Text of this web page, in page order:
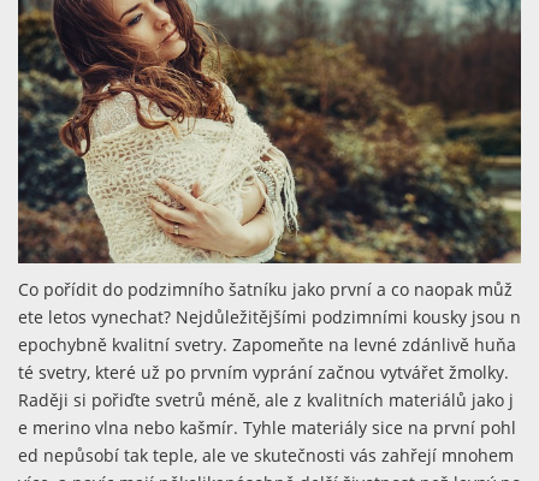
Co pořídit do podzimního šatníku jako první a co naopak můž
ete letos vynechat? Nejdůležitějšími podzimními kousky jsou n
epochybně kvalitní svetry. Zapomeňte na levné zdánlivě huňa
té svetry, které už po prvním vyprání začnou vytvářet žmolky.
Raději si pořiďte svetrů méně, ale z kvalitních materiálů jako j
e merino vlna nebo kašmír. Tyhle materiály sice na první pohl
ed nepůsobí tak teple, ale ve skutečnosti vás zahřejí mnohem